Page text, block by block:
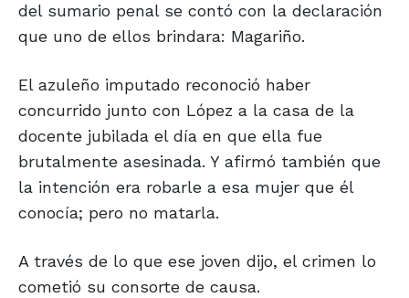
del sumario penal se contó con la declaración
que uno de ellos brindara: Magariño.
El azuleño imputado reconoció haber
concurrido junto con López a la casa de la
docente jubilada el día en que ella fue
brutalmente asesinada. Y afirmó también que
la intención era robarle a esa mujer que él
conocía; pero no matarla.
A través de lo que ese joven dijo, el crimen lo
cometió su consorte de causa.